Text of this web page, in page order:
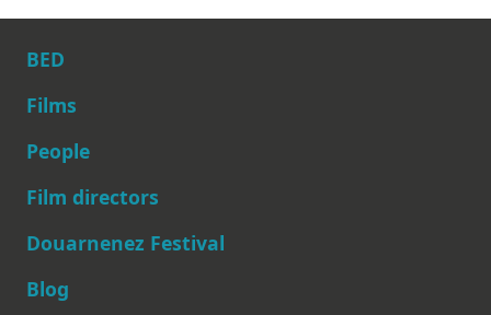
Main navigation
BED
Films
People
Film directors
Douarnenez Festival
Blog